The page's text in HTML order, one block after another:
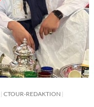
CTOUR-REDAKTION